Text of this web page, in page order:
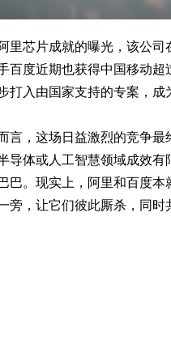
里芯片成就的曝光，该公
百度近期也获得中国移动
打入由国家支持的专案，成
言，这场日益激烈的竞争最
导体或人工智慧领域成效
巴。现实上，阿里和百度
旁，让它们彼此厮杀，同时